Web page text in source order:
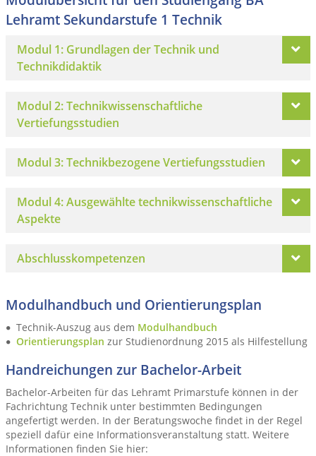
Lehramt Sekundarstufe 1 Technik
Modul 1: Grundlagen der Technik und
Technikdidaktik
Modul 2: Technikwissenschaftliche
Vertiefungsstudien
Modul 3: Technikbezogene Vertiefungsstudien
Modul 4: Ausgewählte technikwissenschaftliche
Aspekte
Abschlusskompetenzen
Modulhandbuch und Orientierungsplan
Technik-Auszug aus dem Modulhandbuch
Orientierungsplan zur Studienordnung 2015 als Hilfestellung
Handreichungen zur Bachelor-Arbeit
Bachelor-Arbeiten für das Lehramt Primarstufe können in der
Fachrichtung Technik unter bestimmten Bedingungen
angefertigt werden. In der Beratungswoche findet in der Regel
speziell dafür eine Informationsveranstaltung statt. Weitere
Informationen finden Sie hier: